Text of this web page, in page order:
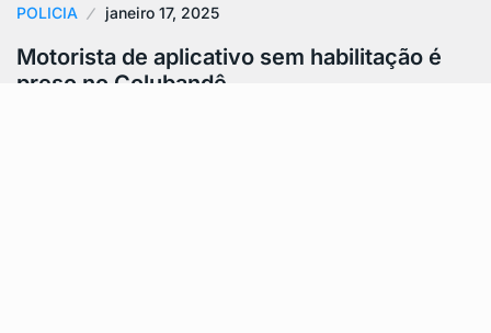
POLICIA janeiro 17, 2025
Motorista de aplicativo sem habilitação é
preso no Colubandê